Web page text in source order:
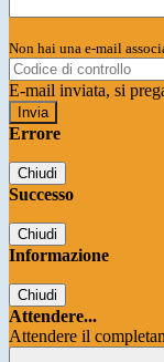
Non hai una e-mail
E-mail inviata, si
Errore
Chiudi
Successo
Chiudi
Informazione
Chiudi
Attendere...
Attendere il